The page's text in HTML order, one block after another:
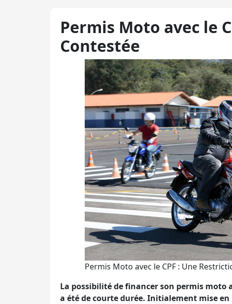
Permis Moto avec le
Contestée
Permis Moto avec le CPF : Une
La possibilité de financer son permis moto
a été de courte durée. Initialement mise en